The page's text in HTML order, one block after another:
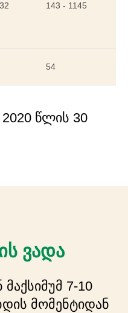
143 - 1145
54
წლის 30
ვადა
მაქსიმუმ 7-10
მომენტიდან